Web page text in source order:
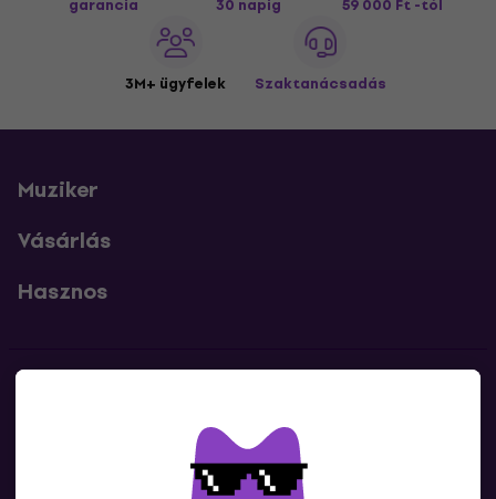
3M+ ügyfelek Szaktanácsadás
Muziker
Vásárlás
Hasznos
Lépj kapcsolatba velünk